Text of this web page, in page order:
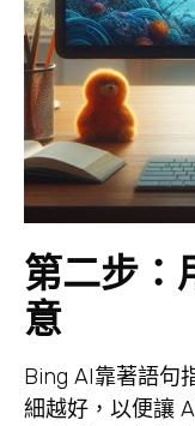
第二步：
意
Bing AI靠著語句
細越好，以便讓